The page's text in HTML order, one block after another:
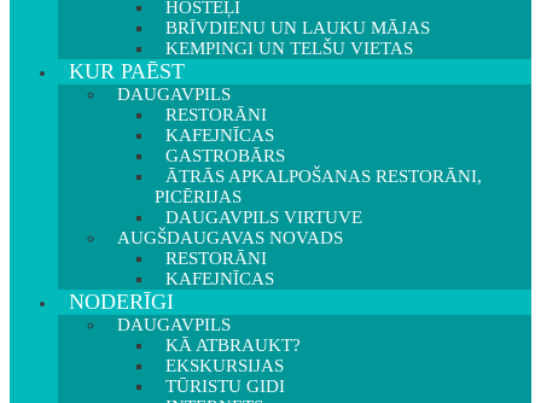
HOSTEĻI
BRĪVDIENU UN LAUKU MĀJAS
KEMPINGI UN TELŠU VIETAS
KUR PAĒST
DAUGAVPILS
RESTORĀNI
KAFEJNĪCAS
GASTROBĀRS
ĀTRĀS APKALPOŠANAS RESTORĀNI,
PICĒRIJAS
DAUGAVPILS VIRTUVE
AUGŠDAUGAVAS NOVADS
RESTORĀNI
KAFEJNĪCAS
NODERĪGI
DAUGAVPILS
KĀ ATBRAUKT?
EKSKURSIJAS
TŪRISTU GIDI